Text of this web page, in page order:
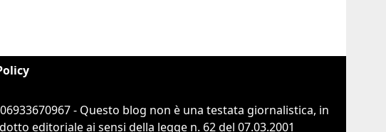
- Questo blog non è una testata giornalistica, in
editoriale ai sensi della legge n. 62 del 07.03.2001